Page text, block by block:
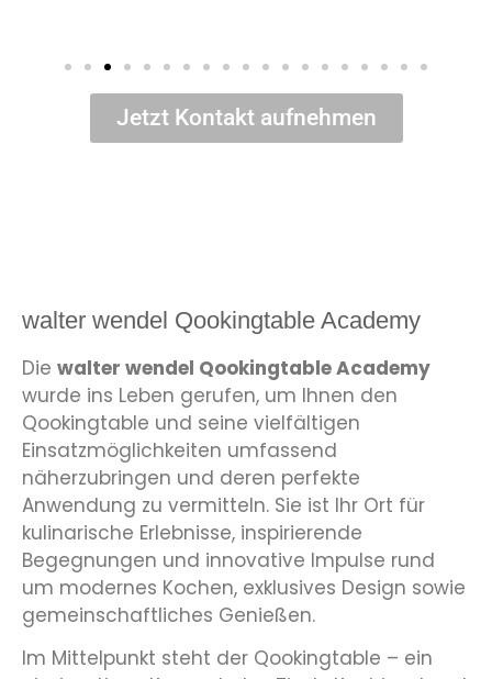
Jetzt Kontakt aufnehmen
walter wendel Qookingtable Academy
Die walter wendel Qookingtable Academy
wurde ins Leben gerufen, um Ihnen den
Qookingtable und seine vielfältigen
Einsatzmöglichkeiten umfassend
näherzubringen und deren perfekte
Anwendung zu vermitteln. Sie ist Ihr Ort für
kulinarische Erlebnisse, inspirierende
Begegnungen und innovative Impulse rund
um modernes Kochen, exklusives Design sowie
gemeinschaftliches Genießen.
Im Mittelpunkt steht der Qookingtable – ein